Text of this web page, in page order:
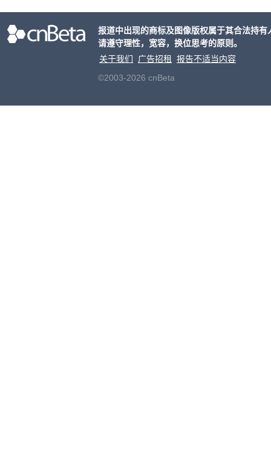
算法
报道中出现的商标及图像版权属于其合法持
请遵守理性，宽容，换位思考的原则。
关于我们
广告招租
报告不适当内容
©2003-2026 cnBeta